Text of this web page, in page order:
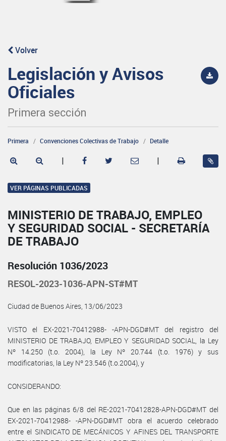
Volver
Legislación y Avisos
Oficiales
Primera sección
Primera Convenciones Colectivas de Trabajo Detalle
| |
VER PÁGINAS PUBLICADAS
MINISTERIO DE TRABAJO, EMPLEO
Y SEGURIDAD SOCIAL - SECRETARÍA
DE TRABAJO
Resolución 1036/2023
RESOL-2023-1036-APN-ST#MT
Ciudad de Buenos Aires, 13/06/2023
VISTO el EX-2021-70412988- -APN-DGD#MT del registro del
MINISTERIO DE TRABAJO, EMPLEO Y SEGURIDAD SOCIAL, la Ley
Nº 14.250 (t.o. 2004), la Ley Nº 20.744 (t.o. 1976) y sus
modificatorias, la Ley Nº 23.546 (t.o.2004), y
CONSIDERANDO:
Que en las páginas 6/8 del RE-2021-70412828-APN-DGD#MT del
EX-2021-70412988- -APN-DGD#MT obra el acuerdo celebrado
entre el SINDICATO DE MECÁNICOS Y AFINES DEL TRANSPORTE